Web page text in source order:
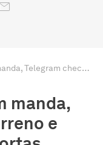
Google mostra quem manda, Telegram checa o terreno e DuckDuckGo abre portas. Resumo de notícias AdGuard
manda,
e